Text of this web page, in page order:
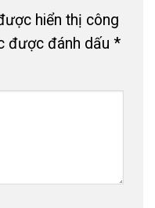
hiển thị công
được đánh dấu *